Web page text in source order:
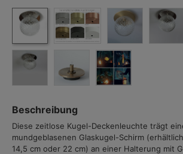
Beschreibung
Diese zeitlose Kugel-Deckenleuchte trägt
mundgeblasenen Glaskugel-Schirm
14,5 cm oder 22 cm) an einer Halterung mit